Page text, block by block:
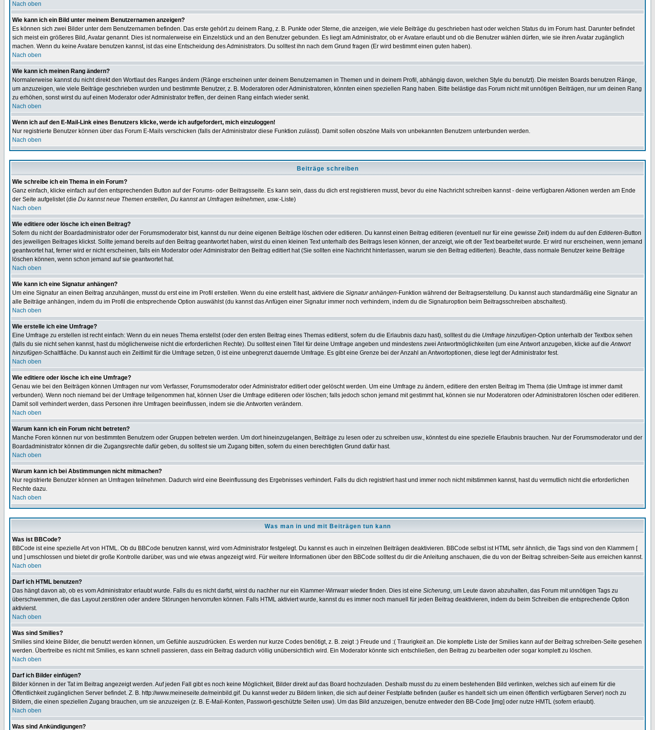
Nach oben
Wie kann ich ein Bild unter meinem Benutzernamen anzeigen?
Es können sich zwei Bilder unter dem Benutzernamen befinden. Das erste gehört zu deinem Rang, z. B. Punkte oder Sterne, die anzeigen, wie viele Beiträge du geschrieben hast oder welchen Status du im Forum hast. Darunter befindet
sich meist ein größeres Bild, Avatar genannt. Dies ist normalerweise ein Einzelstück und an den Benutzer gebunden. Es liegt am Administrator, ob er Avatare erlaubt und ob die Benutzer wählen dürfen, wie sie ihren Avatar zugänglich
machen. Wenn du keine Avatare benutzen kannst, ist das eine Entscheidung des Administrators. Du solltest ihn nach dem Grund fragen (Er wird bestimmt einen guten haben).
Nach oben
Wie kann ich meinen Rang ändern?
Normalerweise kannst du nicht direkt den Wortlaut des Ranges ändern (Ränge erscheinen unter deinem Benutzernamen in Themen und in deinem Profil, abhängig davon, welchen Style du benutzt). Die meisten Boards benutzen Ränge,
um anzuzeigen, wie viele Beiträge geschrieben wurden und bestimmte Benutzer, z. B. Moderatoren oder Administratoren, könnten einen speziellen Rang haben. Bitte belästige das Forum nicht mit unnötigen Beiträgen, nur um deinen Rang
zu erhöhen, sonst wirst du auf einen Moderator oder Administrator treffen, der deinen Rang einfach wieder senkt.
Nach oben
Wenn ich auf den E-Mail-Link eines Benutzers klicke, werde ich aufgefordert, mich einzuloggen!
Nur registrierte Benutzer können über das Forum E-Mails verschicken (falls der Administrator diese Funktion zulässt). Damit sollen obszöne Mails von unbekannten Benutzern unterbunden werden.
Nach oben
Beiträge schreiben
Wie schreibe ich ein Thema in ein Forum?
Ganz einfach, klicke einfach auf den entsprechenden Button auf der Forums- oder Beitragsseite. Es kann sein, dass du dich erst registrieren musst, bevor du eine Nachricht schreiben kannst - deine verfügbaren Aktionen werden am Ende
der Seite aufgelistet (die Du kannst neue Themen erstellen, Du kannst an Umfragen teilnehmen, usw.-Liste)
Nach oben
Wie editiere oder lösche ich einen Beitrag?
Sofern du nicht der Boardadministrator oder der Forumsmoderator bist, kannst du nur deine eigenen Beiträge löschen oder editieren. Du kannst einen Beitrag editieren (eventuell nur für eine gewisse Zeit) indem du auf den Editieren-Button
des jeweiligen Beitrages klickst. Sollte jemand bereits auf den Beitrag geantwortet haben, wirst du einen kleinen Text unterhalb des Beitrags lesen können, der anzeigt, wie oft der Text bearbeitet wurde. Er wird nur erscheinen, wenn jemand
geantwortet hat, ferner wird er nicht erscheinen, falls ein Moderator oder Administrator den Beitrag editiert hat (Sie sollten eine Nachricht hinterlassen, warum sie den Beitrag editierten). Beachte, dass normale Benutzer keine Beiträge
löschen können, wenn schon jemand auf sie geantwortet hat.
Nach oben
Wie kann ich eine Signatur anhängen?
Um eine Signatur an einen Beitrag anzuhängen, musst du erst eine im Profil erstellen. Wenn du eine erstellt hast, aktiviere die Signatur anhängen-Funktion während der Beitragserstellung. Du kannst auch standardmäßig eine Signatur an
alle Beiträge anhängen, indem du im Profil die entsprechende Option auswählst (du kannst das Anfügen einer Signatur immer noch verhindern, indem du die Signaturoption beim Beitragsschreiben abschaltest).
Nach oben
Wie erstelle ich eine Umfrage?
Eine Umfrage zu erstellen ist recht einfach: Wenn du ein neues Thema erstellst (oder den ersten Beitrag eines Themas editierst, sofern du die Erlaubnis dazu hast), solltest du die Umfrage hinzufügen-Option unterhalb der Textbox sehen
(falls du sie nicht sehen kannst, hast du möglicherweise nicht die erforderlichen Rechte). Du solltest einen Titel für deine Umfrage angeben und mindestens zwei Antwortmöglichkeiten (um eine Antwort anzugeben, klicke auf dieAntwort
hinzufügen-Schaltfläche. Du kannst auch ein Zeitlimit für die Umfrage setzen, 0 ist eine unbegrenzt dauernde Umfrage. Es gibt eine Grenze bei der Anzahl an Antwortoptionen, diese legt der Administrator fest.
Nach oben
Wie editiere oder lösche ich eine Umfrage?
Genau wie bei den Beiträgen können Umfragen nur vom Verfasser, Forumsmoderator oder Administrator editiert oder gelöscht werden. Um eine Umfrage zu ändern, editiere den ersten Beitrag im Thema (die Umfrage ist immer damit
verbunden). Wenn noch niemand bei der Umfrage teilgenommen hat, können User die Umfrage editieren oder löschen; falls jedoch schon jemand mit gestimmt hat, können sie nur Moderatoren oder Administratoren löschen oder editieren.
Damit soll verhindert werden, dass Personen ihre Umfragen beeinflussen, indem sie die Antworten verändern.
Nach oben
Warum kann ich ein Forum nicht betreten?
Manche Foren können nur von bestimmten Benutzern oder Gruppen betreten werden. Um dort hineinzugelangen, Beiträge zu lesen oder zu schreiben usw., könntest du eine spezielle Erlaubnis brauchen. Nur der Forumsmoderator und der
Boardadministrator können dir die Zugangsrechte dafür geben, du solltest sie um Zugang bitten, sofern du einen berechtigten Grund dafür hast.
Nach oben
Warum kann ich bei Abstimmungen nicht mitmachen?
Nur registrierte Benutzer können an Umfragen teilnehmen. Dadurch wird eine Beeinflussung des Ergebnisses verhindert. Falls du dich registriert hast und immer noch nicht mitstimmen kannst, hast du vermutlich nicht die erforderlichen
Rechte dazu.
Nach oben
Was man in und mit Beiträgen tun kann
Was ist BBCode?
BBCode ist eine spezielle Art von HTML. Ob du BBCode benutzen kannst, wird vom Administrator festgelegt. Du kannst es auch in einzelnen Beiträgen deaktivieren. BBCode selbst ist HTML sehr ähnlich, die Tags sind von den Klammern [
und ] umschlossen und bietet dir große Kontrolle darüber, was und wie etwas angezeigt wird. Für weitere Informationen über den BBCode solltest du dir die Anleitung anschauen, die du von der Beitrag schreiben-Seite aus erreichen kannst.
Nach oben
Darf ich HTML benutzen?
Das hängt davon ab, ob es vom Administrator erlaubt wurde. Falls du es nicht darfst, wirst du nachher nur ein Klammer-Wirrwarr wieder finden. Dies ist eine Sicherung, um Leute davon abzuhalten, das Forum mit unnötigen Tags zu
überschwemmen, die das Layout zerstören oder andere Störungen hervorrufen können. Falls HTML aktiviert wurde, kannst du es immer noch manuell für jeden Beitrag deaktivieren, indem du beim Schreiben die entsprechende Option
aktivierst.
Nach oben
Was sind Smilies?
Smilies sind kleine Bilder, die benutzt werden können, um Gefühle auszudrücken. Es werden nur kurze Codes benötigt, z. B. zeigt :) Freude und :( Traurigkeit an. Die komplette Liste der Smilies kann auf der Beitrag schreiben-Seite gesehen
werden. Übertreibe es nicht mit Smilies, es kann schnell passieren, dass ein Beitrag dadurch völlig unübersichtlich wird. Ein Moderator könnte sich entschließen, den Beitrag zu bearbeiten oder sogar komplett zu löschen.
Nach oben
Darf ich Bilder einfügen?
Bilder können in der Tat im Beitrag angezeigt werden. Auf jeden Fall gibt es noch keine Möglichkeit, Bilder direkt auf das Board hochzuladen. Deshalb musst du zu einem bestehenden Bild verlinken, welches sich auf einem für die
Öffentlichkeit zugänglichen Server befindet. Z. B. http://www.meineseite.de/meinbild.gif. Du kannst weder zu Bildern linken, die sich auf deiner Festplatte befinden (außer es handelt sich um einen öffentlich verfügbaren Server) noch zu
Bildern, die einen speziellen Zugang brauchen, um sie anzuzeigen (z. B. E-Mail-Konten, Passwort-geschützte Seiten usw). Um das Bild anzuzeigen, benutze entweder den BB-Code [img] oder nutze HMTL (sofern erlaubt).
Nach oben
Was sind Ankündigungen?